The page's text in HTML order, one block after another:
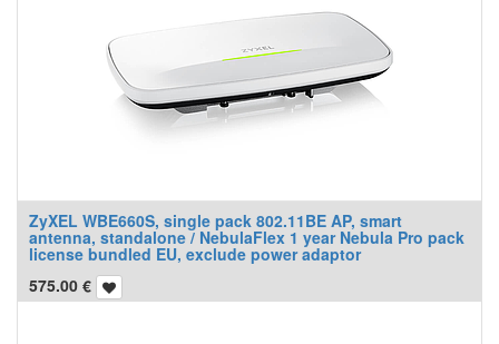
ZyXEL WBE660S, single pack 802.11BE AP, smart
antenna, standalone / NebulaFlex 1 year Nebula Pro pack
license bundled EU, exclude power adaptor
575.00 €